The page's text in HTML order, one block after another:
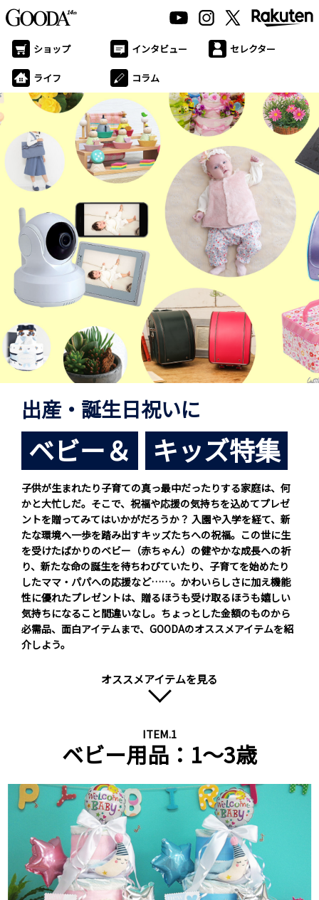
出産・誕生日祝いに
ベビー＆ キッズ特集
子供が生まれたり子育ての真っ最中だったりする家庭は、何
かと大忙しだ。そこで、祝福や応援の気持ちを込めてプレゼ
ントを贈ってみてはいかがだろうか？ 入園や入学を経て、新
たな環境へ一歩を踏み出すキッズたちへの祝福。この世に生
を受けたばかりのベビー（赤ちゃん）の健やかな成長への祈
り、新たな命の誕生を待ちわびていたり、子育てを始めたり
したママ・パパへの応援など……。かわいらしさに加え機能
性に優れたプレゼントは、贈るほうも受け取るほうも嬉しい
気持ちになること間違いなし。ちょっとした金額のものから
必需品、面白アイテムまで、GOODAのオススメアイテムを紹
介しよう。
オススメアイテムを見る
ITEM.1
ベビー用品：1～3歳
ショップ インタビュー セレクター
ライフ コラム